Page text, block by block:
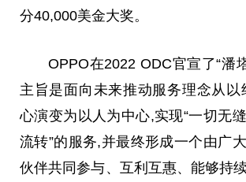
分40,000美金大奖。
OPPO在2022 ODC官宣了“潘
主旨是面向未来推动服务理念从以
心演变为以人为中心,实现“一切无
流转”的服务,并最终形成一个由广
伙伴共同参与、互利互惠、能够持